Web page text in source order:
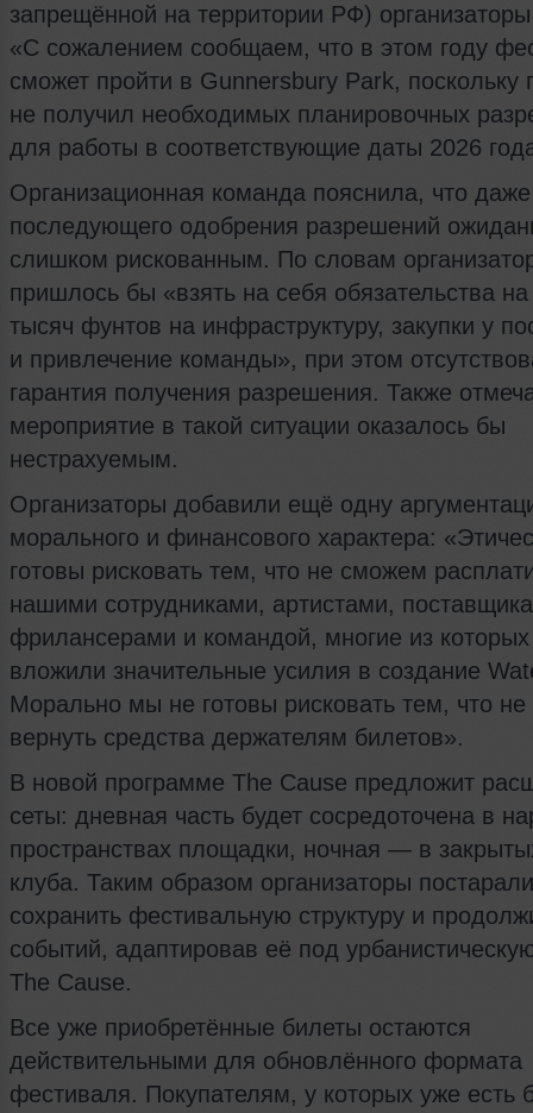
запрещённой на территории РФ)
«С сожалением сообщаем, что в этом году
сможет пройти в Gunnersbury Park, поскольку
не получил необходимых планировочных
для работы в соответствующие даты 2026
Организационная команда пояснила, что
последующего одобрения разрешений
слишком рискованным. По словам
пришлось бы «взять на себя обязательства на
тысяч фунтов на инфраструктуру, закупки у
и привлечение команды», при этом
гарантия получения разрешения. Также
мероприятие в такой ситуации оказалось бы
нестрахуемым.
Организаторы добавили ещё одну
морального и финансового характера:
готовы рисковать тем, что не сможем
нашими сотрудниками, артистами,
фрилансерами и командой, многие из
вложили значительные усилия в создание
Морально мы не готовы рисковать тем, что
вернуть средства держателям билетов».
В новой программе The Cause предложит
сеты: дневная часть будет сосредоточена в
пространствах площадки, ночная — в
клуба. Таким образом организаторы
сохранить фестивальную структуру и
событий, адаптировав её под
The Cause.
Все уже приобретённые билеты остаются
действительными для обновлённого формата
фестиваля. Покупателям, у которых уже есть